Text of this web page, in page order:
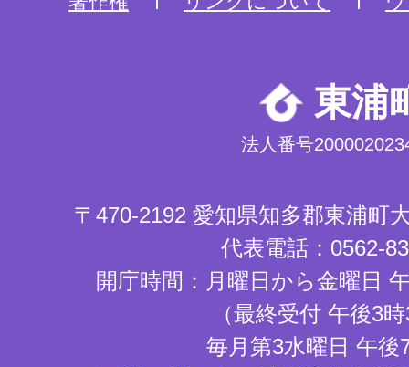
東浦
法人番号
〒470-2192 愛知県知多郡東浦町
代表電話：0562-
開庁時間：月曜日から金曜日
（最終受付 午後3
毎月第3水曜日 午後